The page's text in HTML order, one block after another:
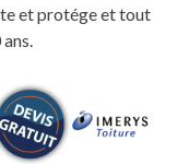
et protége et tout